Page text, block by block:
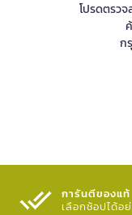
โปรดตรว
ก
การันตีของแท้
เลือกช้อปได้อ